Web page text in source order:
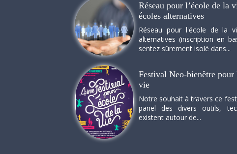
Réseau pour l’école de la
écoles alternatives
Réseau pour l'école de la
alternatives (inscription en
sentez sûrement isolé dans...
Festival Neo-bienêtre pour
vie
Notre souhait à travers ce
panel des divers outils,
existent autour de...